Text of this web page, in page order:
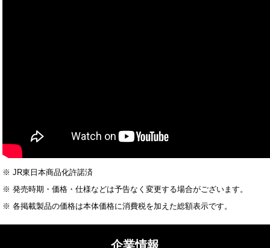
※ JR東日本商品化許諾済
※ 発売時期・価格・仕様などは予告なく変更する場合がございます。
※ 各掲載製品の価格は本体価格に消費税を加えた総額表示です。
企業情報